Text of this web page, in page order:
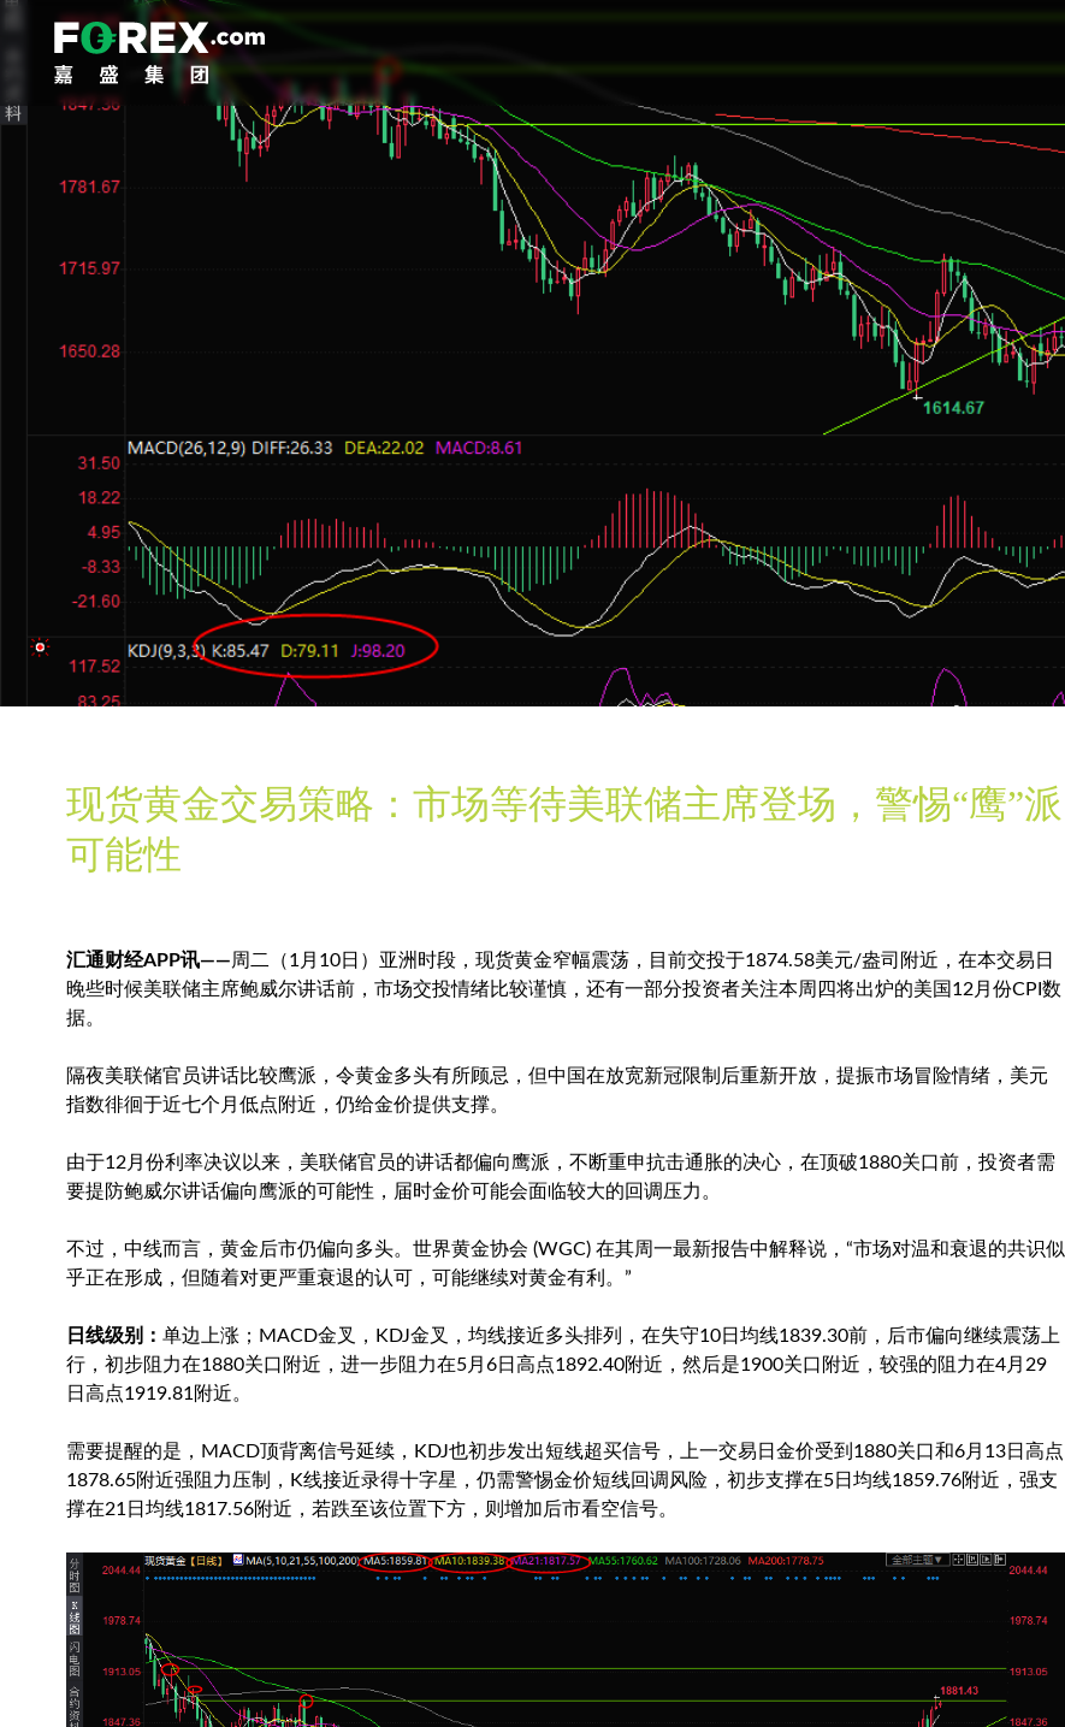
现货黄金交易策略：市场等待美联储主席登场，警惕“鹰”派
可能性
汇通财经APP讯——周二（1月10日）亚洲时段， 现货黄金窄幅震荡，目前交投于1874.58美元/盎司附近，在本交易日
晚些时候美联储主席鲍威尔讲话前，市场交投情绪比较谨慎，还有一部分投资者关注本周四将出炉的美国12月份CPI数
据。
隔夜美联储官员讲话比较鹰派，令黄金多头有所顾忌，但中国在放宽新冠限制后重新开放，提振市场冒险情绪， 美元
指数徘徊于近七个月低点附近，仍给金价提供支撑。
由于12月份利率决议以来，美联储官员的讲话都偏向鹰派，不断重申抗击通胀的决心，在顶破1880关口前，投资者需
要提防鲍威尔讲话偏向鹰派的可能性，届时金价可能会面临较大的回调压力。
不过，中线而言，黄金后市仍偏向多头。世界黄金协会 (WGC) 在其周一最新报告中解释说，“市场对温和衰退的共识似
乎正在形成，但随着对更严重衰退的认可，可能继续对黄金有利。”
日线级别： 单边上涨；MACD金叉，KDJ金叉，均线接近多头排列，在失守10日均线1839.30前，后市偏向继续震荡上
行，初步阻力在1880关口附近，进一步阻力在5月6日高点1892.40附近，然后是1900关口附近，较强的阻力在4月29
日高点1919.81附近。
需要提醒的是，MACD顶背离信号延续，KDJ也初步发出短线超买信号，上一交易日金价受到1880关口和6月13日高点
1878.65附近强阻力压制，K线接近录得十字星，仍需警惕金价短线回调风险，初步支撑在5日均线1859.76附近，强支
撑在21日均线1817.56附近，若跌至该位置下方，则增加后市看空信号。